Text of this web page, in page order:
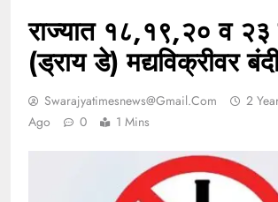
राज्यात १८,१९,२० व २३
(ड्राय डे) मद्यविक्रीवर
Swarajyatimesnews@gmail.com
2
Ago
0 1 Mins